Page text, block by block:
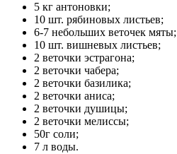
5 кг антоновки;
10 шт. рябиновых листьев;
6-7 небольших веточек мяты;
10 шт. вишневых листьев;
2 веточки эстрагона;
2 веточки чабера;
2 веточки базилика;
2 веточки аниса;
2 веточки душицы;
2 веточки мелиссы;
50г соли;
7 л воды.